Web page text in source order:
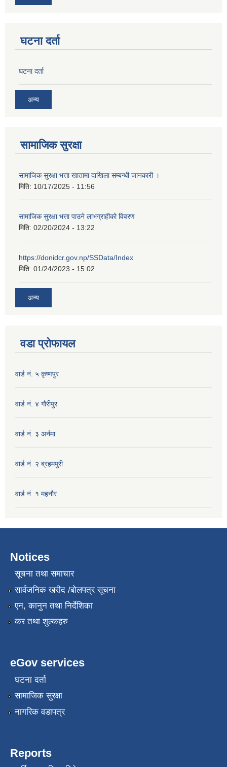
घटना दर्ता
घटना दर्ता
अन्य
सामाजिक सुरक्षा
सामाजिक सुरक्षा भत्ता खातामा दाखिला सम्बन्धी जानकारी ।
मिति: 10/17/2025 - 11:56
सामाजिक सुरक्षा भत्ता पाउने लाभग्राहीको विवरण
मिति: 02/20/2024 - 13:22
https://donidcr.gov.np/SSData/Index
मिति: 01/24/2023 - 15:02
अन्य
वडा प्रोफायल
वार्ड नं. ५ कृष्णपुर
वार्ड नं. ४ गाैरीपुर
वार्ड नं. ३ अर्नमा
वार्ड नं. २ ब्रहमपुरी
वार्ड नं. १ महनाैर
Notices
सूचना तथा समाचार
सार्वजनिक खरीद /बोलपत्र सूचना
एन, कानुन तथा निर्देशिका
कर तथा शुल्कहरु
eGov services
घटना दर्ता
सामाजिक सुरक्षा
नागरिक वडापत्र
Reports